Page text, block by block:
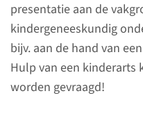
presentatie aan de
kindergeneeskundig
bijv. aan de hand van
Hulp van een kinderarts
worden gevraagd!
naar